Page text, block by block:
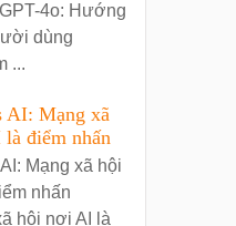
4o: Hướng
dùng
...
AI: Mạng xã
điểm nhấn
Mạng xã hội
nhấn
hội nơi AI là